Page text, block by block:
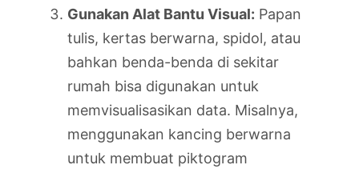
Gunakan Alat Bantu Visual: Papan
tulis, kertas berwarna, spidol, atau
bahkan benda-benda di sekitar
rumah bisa digunakan untuk
memvisualisasikan data. Misalnya,
menggunakan kancing berwarna
untuk membuat piktogram